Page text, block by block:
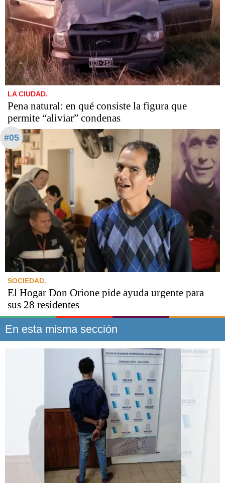
LA CIUDAD.
Pena natural: en qué consiste la figura que
permite “aliviar” condenas
#05
SOCIEDAD.
El Hogar Don Orione pide ayuda urgente para
sus 28 residentes
En esta misma sección